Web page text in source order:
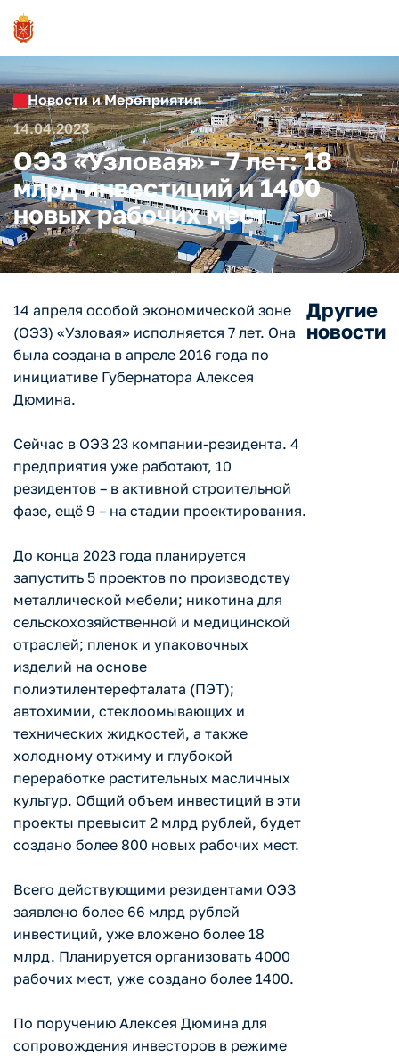
Новости и Мероприятия
14.04.2023
ОЭЗ «Узловая» - 7 лет: 18
млрд инвестиций и 1400
новых рабочих мест
14 апреля особой экономической зоне
(ОЭЗ) «Узловая» исполняется 7 лет. Она
была создана в апреле 2016 года по
инициативе Губернатора Алексея
Дюмина.
Сейчас в ОЭЗ 23 компании-резидента. 4
предприятия уже работают, 10
резидентов – в активной строительной
фазе, ещё 9 – на стадии проектирования.
До конца 2023 года планируется
запустить 5 проектов по производству
металлической мебели; никотина для
сельскохозяйственной и медицинской
отраслей; пленок и упаковочных
изделий на основе
полиэтилентерефталата (ПЭТ);
автохимии, стеклоомывающих и
технических жидкостей, а также
холодному отжиму и глубокой
переработке растительных масличных
культур. Общий объем инвестиций в эти
проекты превысит 2 млрд рублей, будет
создано более 800 новых рабочих мест.
Всего действующими резидентами ОЭЗ
заявлено более 66 млрд рублей
инвестиций, уже вложено более 18
млрд. Планируется организовать 4000
рабочих мест, уже создано более 1400.
По поручению Алексея Дюмина для
сопровождения инвесторов в режиме
Другие
новости